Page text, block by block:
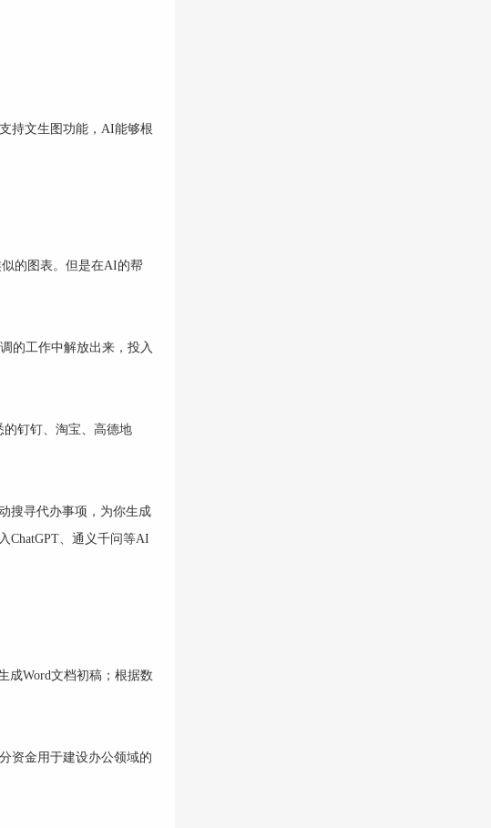
持文生图功能，AI能够根
的图表。但是在AI的帮
的工作中解放出来，投入
钉钉、淘宝、高德地
搜寻代办事项，为你生成
ChatGPT、通义千问等AI
成Word文档初稿；根据数
资金用于建设办公领域的